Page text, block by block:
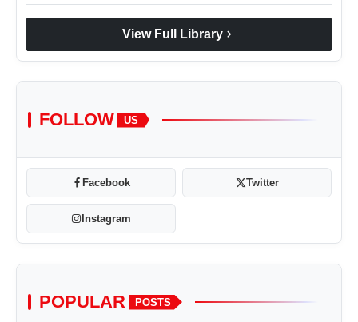
View Full Library chevron_right
FOLLOW US
Facebook Twitter
Instagram
POPULAR POSTS